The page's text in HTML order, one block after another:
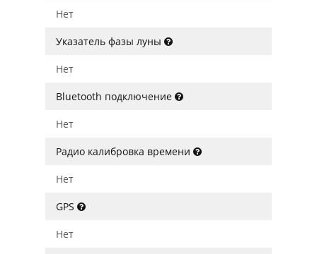
Нет
Указатель фазы луны
Нет
Bluetooth подключение
Нет
Радио калибровка времени
Нет
GPS
Нет